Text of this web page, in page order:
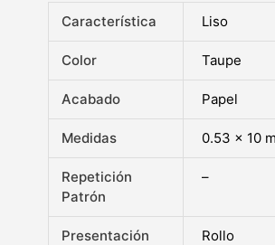
Característica Liso
Color Taupe
Acabado Papel
Medidas 0.53 x 10
Repetición
Patrón
–
Presentación Rollo